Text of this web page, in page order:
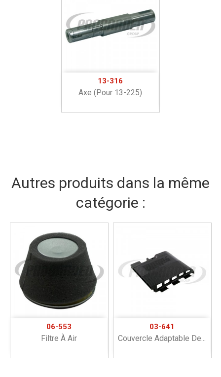
13-316
Axe (pour 13-225)
Autres produits dans la même
catégorie :
06-553
Filtre À Air
03-641
Couvercle Adaptable De...